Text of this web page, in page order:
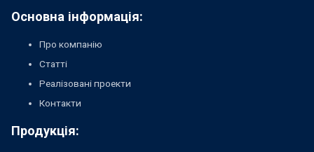
Основна інформація:
Про компанію
Статті
Реалізовані проекти
Контакти
Продукція: